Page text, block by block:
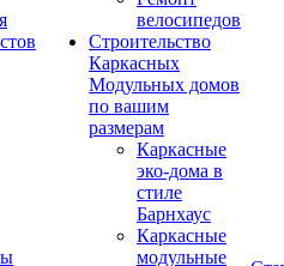
велосипедов
Строительство
Каркасных
Модульных домов
по вашим
размерам
Каркасные
эко-дома в
стиле
Барнхаус
Каркасные
модульные